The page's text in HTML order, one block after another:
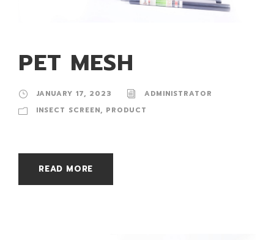
PET MESH
JANUARY 17, 2023
ADMINISTRATOR
INSECT SCREEN, PRODUCT
READ MORE